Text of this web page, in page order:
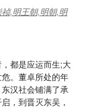
,明王朝,明朝,明
都是应运而生;大
。董卓所处的年
汉社会铺满了承
，到晋灭东吴，